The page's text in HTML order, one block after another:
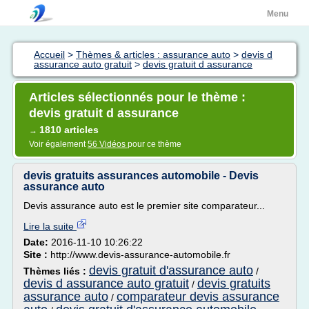
Menu
Accueil > Thèmes & articles : assurance auto > devis d
assurance auto gratuit > devis gratuit d assurance
Articles sélectionnés pour le thème :
devis gratuit d assurance
→ 1810 articles
Voir également56 Vidéos pour ce thème
devis gratuits assurances automobile - Devis
assurance auto
Devis assurance auto est le premier site comparateur...
Lire la suite
Date: 2016-11-10 10:26:22
Site : http://www.devis-assurance-automobile.fr
Thèmes liés : devis gratuit d'assurance auto /
devis d assurance auto gratuit / devis gratuits
assurance auto / comparateur devis assurance